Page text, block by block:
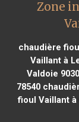
Zone
chaudière
Vaillant à
Valdoie
78540
fioul Vaillant à